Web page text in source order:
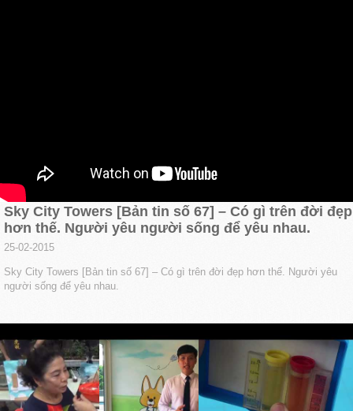
Sky City Towers [Bản tin số 67] – Có gì trên đời đẹp
hơn thế. Người yêu người sống để yêu nhau.
25-02-2015
Sky City Towers [Bản tin số 67] – Có gì trên đời đẹp hơn thế. Người yêu
người sống để yêu nhau.